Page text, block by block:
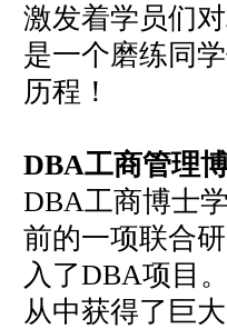
激发着学员们
是一个磨练同
历程！
DBA工商管理
DBA工商博士
前的一项联合
入了DBA项目
从中获得了巨